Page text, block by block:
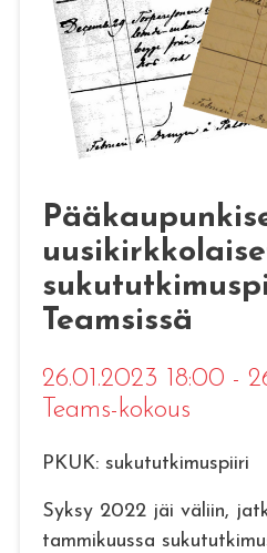
Teamsissä
26.01.2023 18:00 -
Teams-kokous
PKUK: sukututkimuspiiri
Syksy 2022 jäi väliin,
tammikuussa